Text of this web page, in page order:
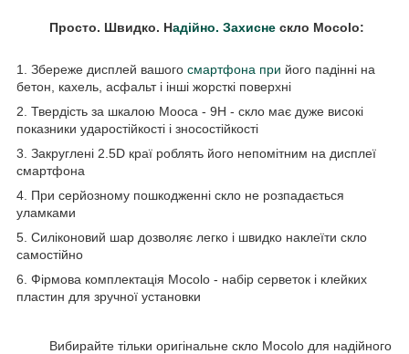
Просто. Швидко. Надійно. Захисне скло Mocolo:
1. Збереже дисплей вашого смартфона при його падінні на
бетон, кахель, асфальт і інші жорсткі поверхні
2. Твердість за шкалою Мооса - 9Н - скло має дуже високі
показники ударостійкості і зносостійкості
3. Закруглені 2.5D краї роблять його непомітним на дисплеї
смартфона
4. При серйозному пошкодженні скло не розпадається
уламками
5. Силіконовий шар дозволяє легко і швидко наклеїти скло
самостійно
6. Фірмова комплектація Mocolo - набір серветок і клейких
пластин для зручної установки
Вибирайте тільки оригінальне скло Mocolo для надійного